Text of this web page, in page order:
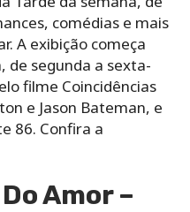
comédias e mais
A exibição começa
de segunda a sexta-
filme Coincidências
e Jason Bateman, e
86. Confira a
Amor –